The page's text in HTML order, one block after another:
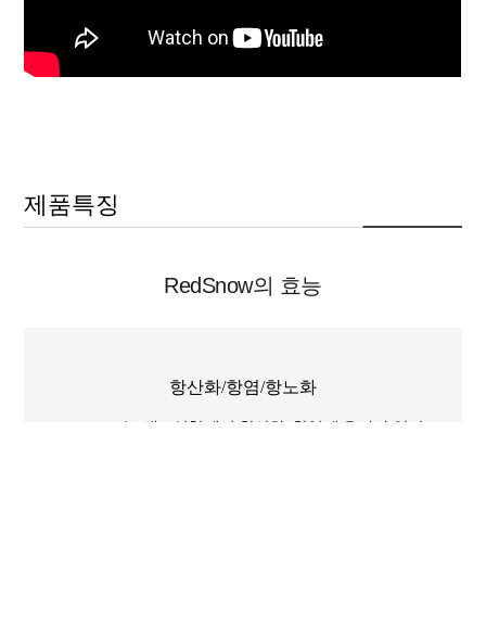
제품특징
RedSnow의 효능
항산화/항염/항노화
RedSnow는 세포실험에서 항산화, 항염에 효과가 있어